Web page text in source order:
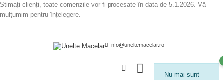
Stimați clienți, toate comenzile vor fi procesate în data de 5.1.2026. Vă
mulțumim pentru înțelegere.
info@uneltemacelar.ro
Nu mai sunt